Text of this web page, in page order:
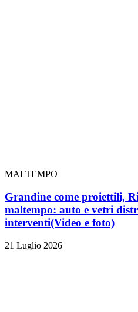
MALTEMPO
Grandine come proiettili,
maltempo: auto e vetri
interventi(Video e foto)
21 Luglio 2026